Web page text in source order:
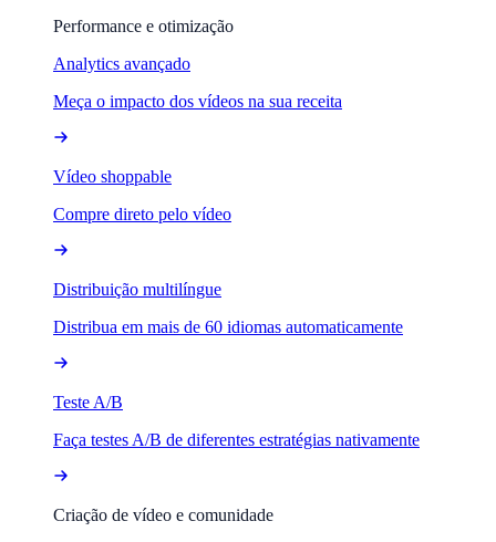
Performance e otimização
Analytics avançado
Meça o impacto dos vídeos na sua receita
Vídeo shoppable
Compre direto pelo vídeo
Distribuição multilíngue
Distribua em mais de 60 idiomas automaticamente
Teste A/B
Faça testes A/B de diferentes estratégias nativamente
Criação de vídeo e comunidade